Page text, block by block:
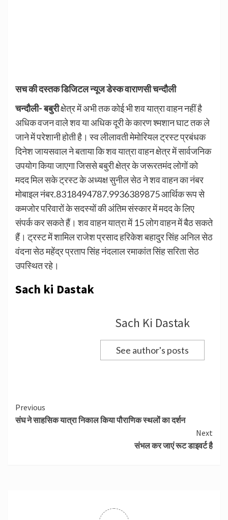
सच की दस्तक डिजिटल न्यूज डेस्क वाराणसी चन्दौली
चन्दौली- बबुरीक्षेत्र में अभी तक कोई भी शव यात्रा वाहन नहीं है
अधिक वजन वाले शव या अधिक दूरी के कारण श्मशान घाट तक ले
जाने में परेशानी होती है। स्व लीलावती मेमोरियल ट्रस्ट प्रबंधक
दिनेश जायसवाल ने बताया कि शव यात्रा वाहन क्षेत्र में सार्वजनिक
उपयोग किया जाएगा जिससे बबुरी क्षेत्र के जरूरतमंद लोगों को
मदद मिल सके ट्रस्ट के अध्यक्ष सुनील सेठ ने शव वाहन का नंबर
मोबाइल नंबर.8318494787.9936389875 आर्थिक रूप से
कमजोर परिवारों के सदस्यों की अंतिम संस्कार में मदद के लिए
संपर्क कर सकते हैं। शव वाहन यात्रा में 15 लोग वाहन में बैठ सकते
हैं। ट्रस्ट में शामिल राजेश प्रसाद हरिकेश बहादुर सिंह अनिल सेठ
वंदना सेठ महेंद्र प्रताप सिंह नंदलाल रमाकांत सिंह सरिता सेठ
उपस्थित रहे।
Sach ki Dastak
Sach Ki Dastak
See author's posts
Continue
Reading
Previous
संघ ने साहसिक यात्रा निकाल किया पौराणिक स्थलों का दर्शन
Next
संभल कर जाएं रूट डाइवर्ट है